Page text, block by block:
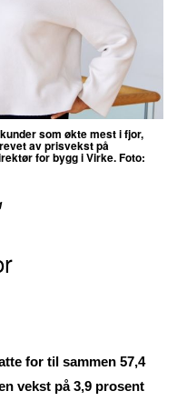
som økte mest i fjor,
av prisvekst på
for bygg i Virke. Foto:
for til sammen 57,4
vekst på 3,9 prosent